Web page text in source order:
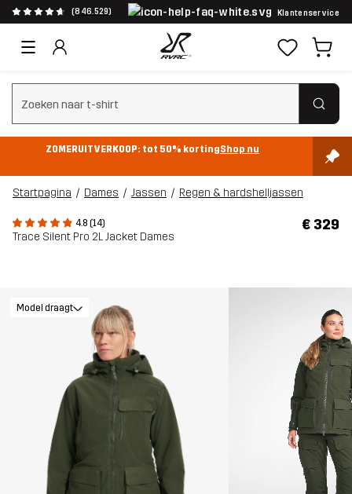
(846.529) Klantenservice
Zoeken wissen
ZOMERUITVERKOOP: tot 50% kortingShop nu
Startpagina Dames Jassen Regen & hardshelljassen
4.8 (14)
Trace Silent Pro 2L Jacket Dames
€ 329
Model draagt